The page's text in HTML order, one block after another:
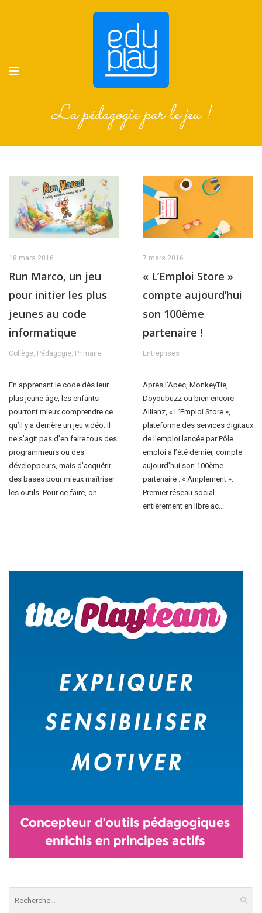
La pédagogie par le jeu !
Run Marco, un jeu
pour initier les plus
jeunes au code
informatique
Collège, Pédagogie, Primaire
18 mars 2016
En apprenant le code dès leur
plus jeune âge, les enfants
pourront mieux comprendre ce
qu’il y a derrière un jeu vidéo. Il
ne s’agit pas d’en faire tous des
programmeurs ou des
développeurs, mais d’acquérir
des bases pour mieux maîtriser
les outils. Pour ce faire, on...
« L’Emploi Store »
compte aujourd’hui
son 100ème
partenaire !
Entreprises
7 mars 2016
Après l’Apec, MonkeyTie,
Doyoubuzz ou bien encore
Allianz, « L’Emploi Store »,
plateforme des services digitaux
de l’emploi lancée par Pôle
emploi à l’été dernier, compte
aujourd’hui son 100ème
partenaire : « Amplement ».
Premier réseau social
entièrement en libre ac...